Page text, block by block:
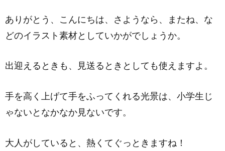
ありがとう、こんにちは、さようなら、またね、な
どのイラスト素材としていかがでしょうか。
出迎えるときも、見送るときとしても使えますよ。
手を高く上げて手をふってくれる光景は、小学生じ
ゃないとなかなか見ないです。
大人がしていると、熱くてぐっときますね！